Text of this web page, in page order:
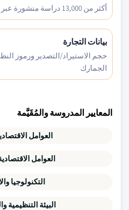
أكثر من 13,000 دراسة منشورة عبر أكثر من 30 قطاعاً صناعياً
بيانات التجارة
حجم الاستيراد/التصدير ورموز
الجمارك
المعايير المدروسة والمُقَيَّمة
العوامل
العوامل
التكنولوجيا
البيئة التنظيمية